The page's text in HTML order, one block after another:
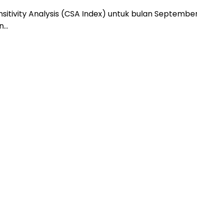
Analysis (CSA Index) untuk bulan